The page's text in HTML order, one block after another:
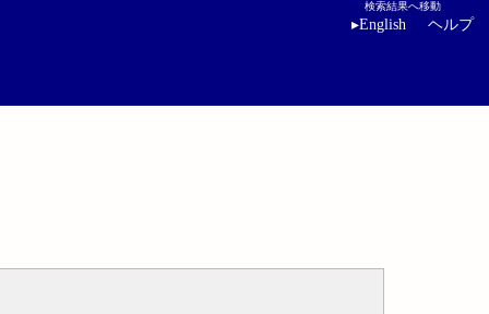
検索結果へ移動
▸English ヘルプ